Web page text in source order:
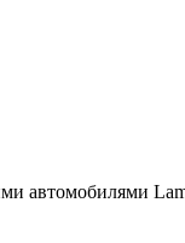
автомобилями